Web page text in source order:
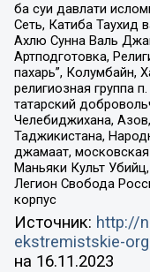
ба суи давлати
Сеть, Катиба Таухид
Ахлю Сунна Валь
Артподготовка,
пахарь”, Колумбайн,
религиозная группа
татарский
Челебиджихана,
Таджикистана,
джамаат,
Маньяки Культ
Легион Свобода
корпус
Источник: http://
ekstremistskie-
на 16.11.2023